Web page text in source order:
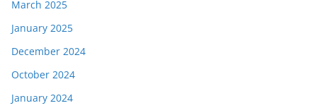
March 2025
January 2025
December 2024
October 2024
January 2024